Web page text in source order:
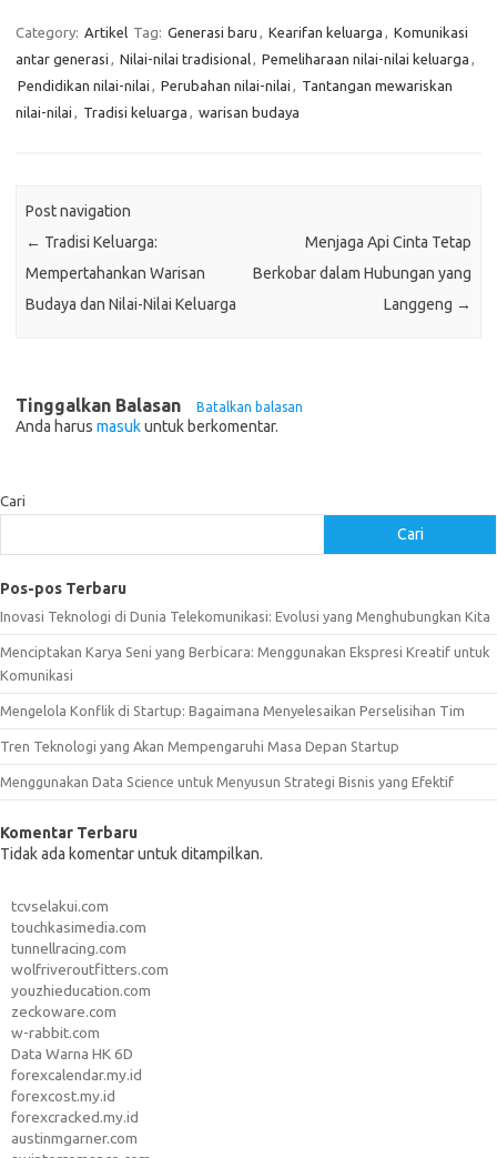
Category: Artikel Tag: Generasi baru , Kearifan keluarga , Komunikasi
antar generasi , Nilai-nilai tradisional, Pemeliharaan nilai-nilai keluarga ,
Pendidikan nilai-nilai , Perubahan nilai-nilai , Tantangan mewariskan
nilai-nilai , Tradisi keluarga , warisan budaya
Post navigation
← Tradisi Keluarga:
Mempertahankan Warisan
Budaya dan Nilai-Nilai Keluarga
Menjaga Api Cinta Tetap
Berkobar dalam Hubungan yang
Langgeng →
Tinggalkan Balasan Batalkan balasan
Anda harus masukuntuk berkomentar.
Cari
Cari
Pos-pos Terbaru
Inovasi Teknologi di Dunia Telekomunikasi: Evolusi yang Menghubungkan Kita
Menciptakan Karya Seni yang Berbicara: Menggunakan Ekspresi Kreatif untuk
Komunikasi
Mengelola Konflik di Startup: Bagaimana Menyelesaikan Perselisihan Tim
Tren Teknologi yang Akan Mempengaruhi Masa Depan Startup
Menggunakan Data Science untuk Menyusun Strategi Bisnis yang Efektif
Komentar Terbaru
Tidak ada komentar untuk ditampilkan.
tcvselakui.com
touchkasimedia.com
tunnellracing.com
wolfriveroutfitters.com
youzhieducation.com
zeckoware.com
w-rabbit.com
Data Warna HK 6D
forexcalendar.my.id
forexcost.my.id
forexcracked.my.id
austinmgarner.com